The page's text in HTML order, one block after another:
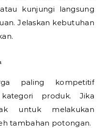
kunjungi langsung
Jelaskan kebutuhan
paling kompetitif
produk. Jika
untuk melakukan
tambahan potongan.